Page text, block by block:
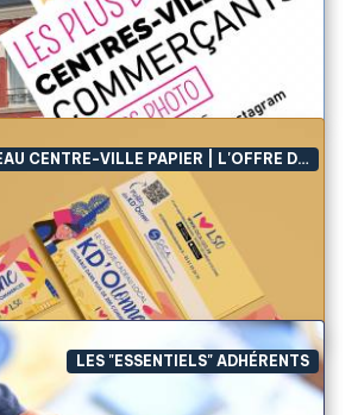
leader dans les centres-villesLes
et le chèque cadeau centre-ville
de 15 ans d’histoire, des milliers
de chèques imprimés ave...
DE PROJECTEUR
projecteur se veulent inspirants
retrouver des idées, des
solutions mises en avant dans notre
un avantage à faire partie du
rés...
beaux centres-villes
LE CHÈQUE CADEAU CENTRE-VILLE PAPIER | L'OFFRE DIGITALE TOUT-EN-UN
LES "ESSENTIELS" ADHÉRENTS